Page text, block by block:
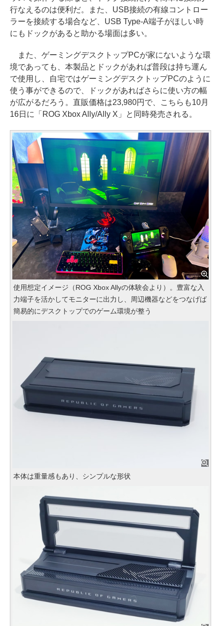
行なえるのは便利だ。また、USB接続の有線コントロー
ラーを接続する場合など、USB Type-A端子がほしい時
にもドックがあると助かる場面は多い。
また、ゲーミングデスクトップPCが家にないような環
境であっても、本製品とドックがあれば普段は持ち運ん
で使用し、自宅ではゲーミングデスクトップPCのように
使う事ができるので、ドックがあればさらに使い方の幅
が広がるだろう。直販価格は23,980円で、こちらも10月
16日に「ROG Xbox Ally/Ally X」と同時発売される。
使用想定イメージ（ROG Xbox Allyの体験会より）。豊富な入
力端子を活かしてモニターに出力し、周辺機器などをつなげば
簡易的にデスクトップでのゲーム環境が整う
本体は重量感もあり、シンプルな形状